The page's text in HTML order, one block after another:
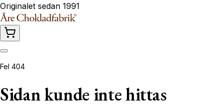
Originalet sedan 1991
Fel 404
Sidan kunde inte hittas